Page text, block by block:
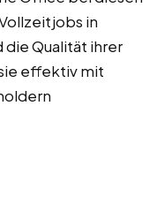
in
Qualität ihrer
effektiv mit